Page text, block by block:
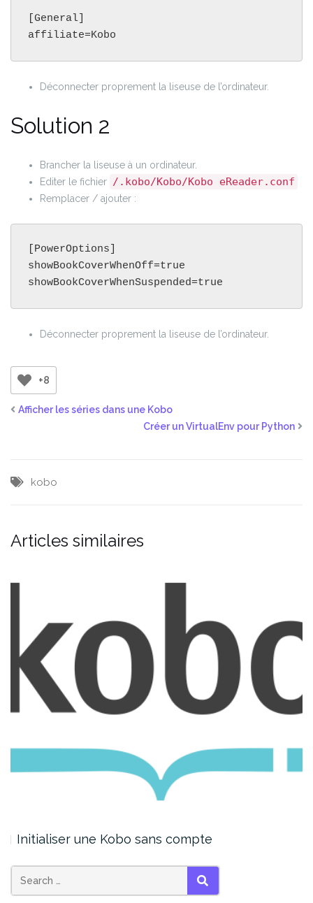
[General]
affiliate=Kobo
Déconnecter proprement la liseuse de l’ordinateur.
Solution 2
Brancher la liseuse à un ordinateur.
Editer le fichier /.kobo/Kobo/Kobo eReader.conf
Remplacer / ajouter :
[PowerOptions]
showBookCoverWhenOff=true
showBookCoverWhenSuspended=true
Déconnecter proprement la liseuse de l’ordinateur.
+8
Afficher les séries dans une Kobo
Créer un VirtualEnv pour Python
kobo
Articles similaires
Initialiser une Kobo sans compte
SEARCH